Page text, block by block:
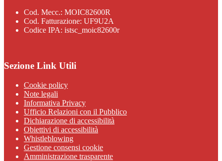
Cod. Mecc.: MOIC82600R
Cod. Fatturazione: UF9U2A
Codice IPA: istsc_moic82600r
Sezione Link Utili
Cookie policy
Note legali
Informativa Privacy
Ufficio Relazioni con il Pubblico
Dichiarazione di accessibilità
Obiettivi di accessibilità
Whistleblowing
Gestione consensi cookie
Amministrazione trasparente